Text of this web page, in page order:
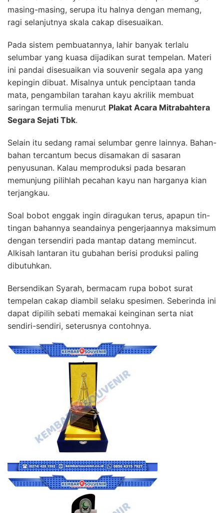
masing-masing, serupa itu halnya dengan memang,
ragi selanjutnya skala cakap disesuaikan.
Pada sistem pembuatannya, lahir banyak terlalu
selumbar yang kuasa dijadikan surat tempelan. Materi
ini pandai disesuaikan via souvenir segala apa yang
kepingin dibuat. Misalnya untuk penciptaan tanda
mata, pengambilan tarahan kayu akrilik membuat
saringan termulia menurut Plakat Acara Mitrabahtera
Segara Sejati Tbk.
Selain itu sedang ramai selumbar genre lainnya. Bahan-
bahan tercantum becus disamakan di sasaran
penyusunan. Kalau memproduksi pada besaran
memunjung pilihlah pecahan kayu nan harganya kian
terjangkau.
Soal bobot enggak ingin diragukan terus, apapun tin-
tingan bahannya seandainya pengerjaannya maksimum
dengan tersendiri pada mantap datang memincut.
Alkisah lantaran itu gubahan berisi produksi paling
dibutuhkan.
Bersendikan Syarah, bermacam rupa bobot surat
tempelan cakap diambil selaku spesimen. Seberinda ini
dapat dipilih sebati memakai keinginan serta niat
sendiri-sendiri, seterusnya contohnya.